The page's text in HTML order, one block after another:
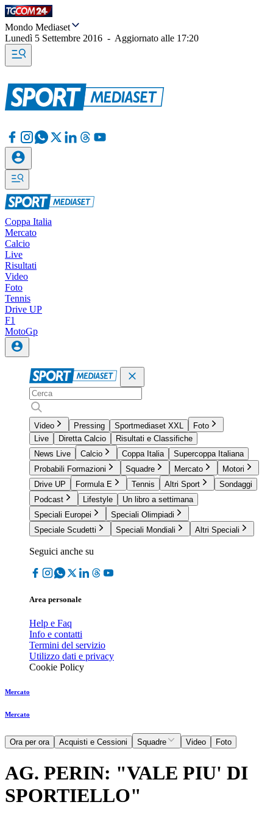
Mondo Mediaset
Lunedì 5 Settembre 2016 - Aggiornato alle 17:20
Coppa Italia
Mercato
Calcio
Live
Risultati
Video
Foto
Tennis
Drive UP
F1
MotoGp
Video Pressing Sportmediaset XXL
Foto
Live
Diretta Calcio
Risultati e Classifiche
News Live
Calcio Coppa Italia
Supercoppa Italiana
Probabili Formazioni
Squadre Mercato
Motori
Drive UP
Formula E Tennis Altri Sport
Sondaggi
Podcast
Lifestyle
Un libro a settimana
Speciali Europei
Speciali Olimpiadi
Speciale Scudetti
Speciali Mondiali Altri Speciali
Seguici anche su
Area personale
Help e Faq
Info e contatti
Termini del servizio
Utilizzo dati e privacy
Cookie Policy
Mercato
Mercato
Ora per ora Acquisti e Cessioni Squadre Video Foto
AG. PERIN: "VALE PIU' DI
SPORTIELLO"